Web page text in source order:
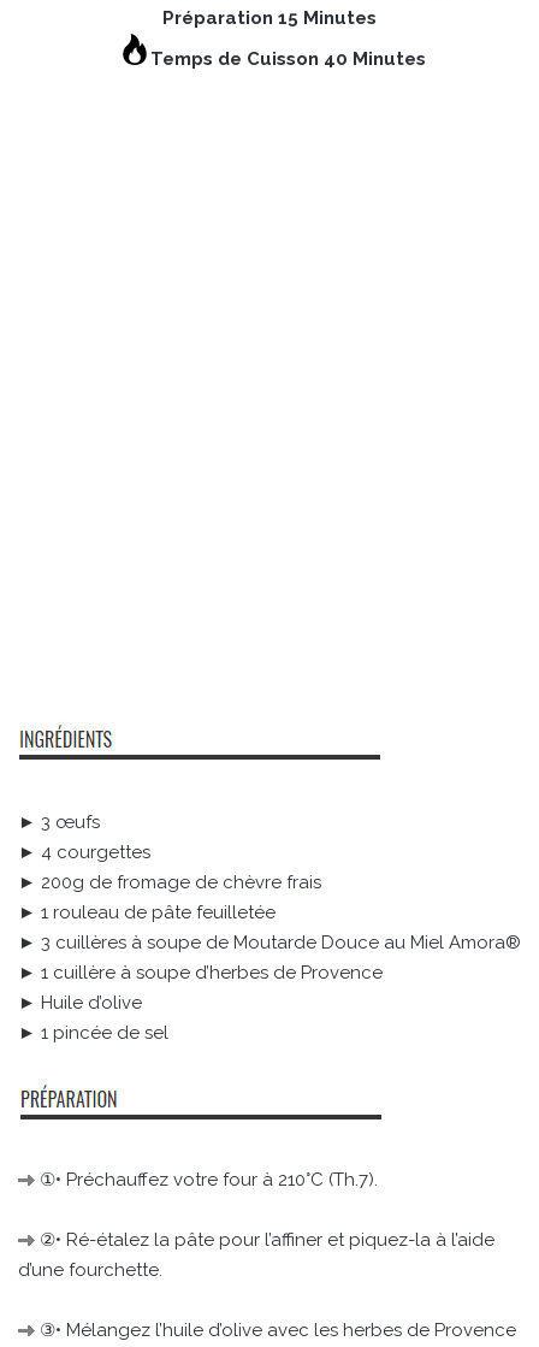
Préparation 15 Minutes
Temps de Cuisson 40 Minutes
► 3 œufs
► 4 courgettes
► 200g de fromage de chèvre frais
► 1 rouleau de pâte feuilletée
► 3 cuillères à soupe de Moutarde Douce au Miel Amora®
► 1 cuillère à soupe d’herbes de Provence
► Huile d’olive
► 1 pincée de sel
①• Préchauffez votre four à 210°C (Th.7).
②• Ré-étalez la pâte pour l’affiner et piquez-la à l’aide
d’une fourchette.
③• Mélangez l’huile d’olive avec les herbes de Provence